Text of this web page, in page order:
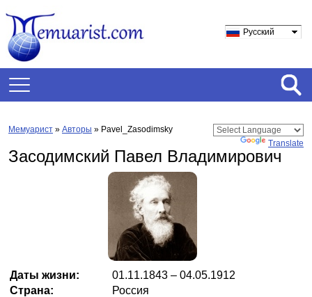
Русский
Мемуарист » Авторы » Pavel_Zasodimsky
Translate
Засодимский Павел Владимирович
Даты жизни:
01.11.1843 – 04.05.1912
Страна:
Россия